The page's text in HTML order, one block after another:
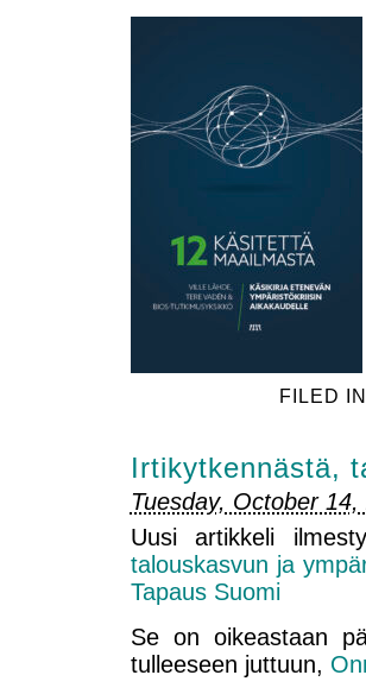
FILED IN
Irtikytkennästä,
Tuesday, October 14,
Uusi artikkeli
talouskasvun ja
Tapaus Suomi
Se on oikeastaan
tulleeseen juttuun,